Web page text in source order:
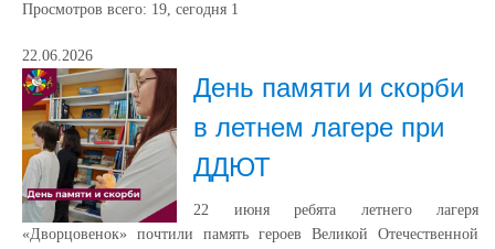
Просмотров всего: 19, сегодня 1
22.06.2026
День памяти и скорби
в летнем лагере при
ДДЮТ
22 июня ребята летнего лагеря
«Дворцовенок» почтили память героев Великой Отечественной